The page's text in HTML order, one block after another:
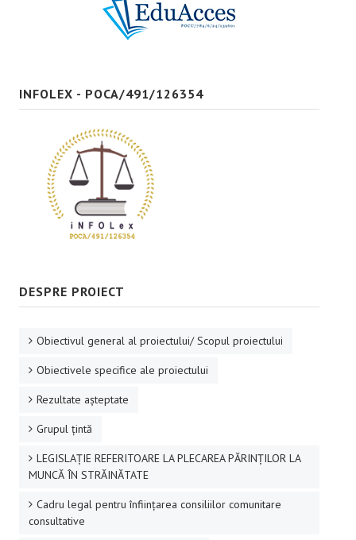
INFOLEX - POCA/491/126354
DESPRE PROIECT
Obiectivul general al proiectului/ Scopul proiectului
Obiectivele specifice ale proiectului
Rezultate aşteptate
Grupul ţintă
LEGISLAȚIE REFERITOARE LA PLECAREA PĂRINȚILOR LA
MUNCĂ ÎN STRĂINĂTATE
Cadru legal pentru înființarea consiliilor comunitare
consultative